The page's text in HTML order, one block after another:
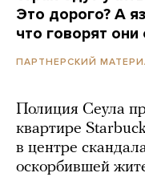
Это дорого? А
что говорят они
ПАРТНЕРСКИЙ
Полиция Сеула
квартире
в центре
оскорбившей